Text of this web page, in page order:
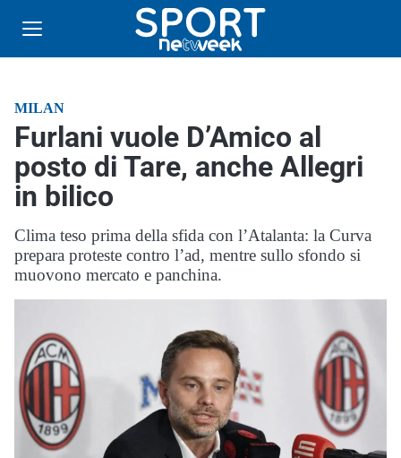
MILAN
Furlani vuole D’Amico al
posto di Tare, anche Allegri
in bilico
Clima teso prima della sfida con l’Atalanta: la Curva
prepara proteste contro l’ad, mentre sullo sfondo si
muovono mercato e panchina.